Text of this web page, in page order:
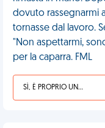
dovuto rassegnarmi
tornasse dal lavoro.
"Non aspettarmi,
per la caparra. FML
SÌ, È PROPRIO UNA VDM!